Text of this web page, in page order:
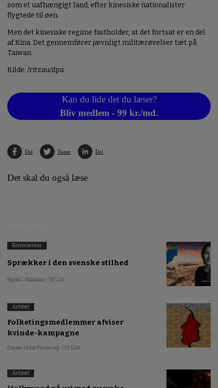
som et uafhængigt land, efter kinesiske nationalister
flygtede til øen.
Men det kinesiske regime fastholder, at det fortsat er en del
af Kina. Det gennemfører jævnligt militærøvelser tæt på
Taiwan.
Kilde: /ritzau/dpa
Kan du lide det du læser?
Bliv medlem - 99 kr./md.
Del Tweet Del
Det skal du også læse
Kommentar
Sprækker i den svenske stilhed
Kajsa Li Paludan / 19.5.26
Artikel
Folketingsmedlemmer afviser
kvinde-kampagne
Daniel Holst Pinderup / 13.5.26
Artikel